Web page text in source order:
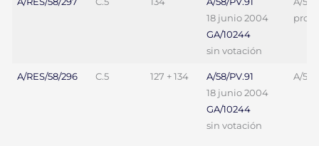
18 junio 2004
GA/10244
sin votación
proy.
A/RES/58/296 C.5 127 + 134
A/58/PV.91
18 junio 2004
GA/10244
sin votación
A/58/